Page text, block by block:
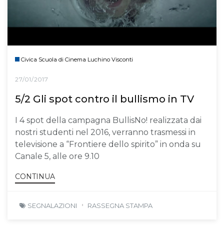
Civica Scuola di Cinema Luchino Visconti
27/01/2017
5/2 Gli spot contro il bullismo in TV
I 4 spot della campagna BullisNo! realizzata dai
nostri studenti nel 2016, verranno trasmessi in
televisione a “Frontiere dello spirito” in onda su
Canale 5, alle ore 9.10
CONTINUA
SEGNALAZIONI RASSEGNA STAMPA